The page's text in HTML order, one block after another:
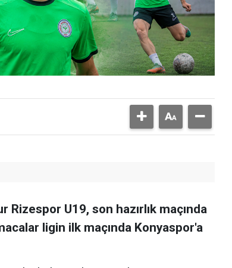
U19, son hazırlık maçında
ligin ilk maçında Konyaspor'a